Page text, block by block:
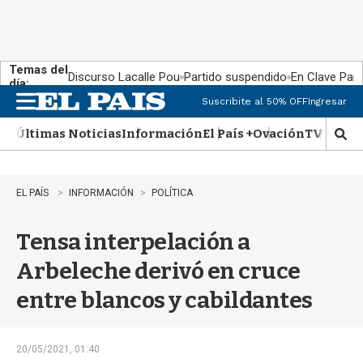
Temas del
día:
Discurso Lacalle Pou Partido suspendido En Clave País
n
u
Suscribite al 50% OFFIngresar
Últimas NoticiasInformaciónEl País +OvaciónTV Show
M
o
EL PAÍS INFORMACIÓN POLÍTICA
Tensa interpelación a
Arbeleche derivó en cruce
entre blancos y cabildantes
20/05/2021, 01:40